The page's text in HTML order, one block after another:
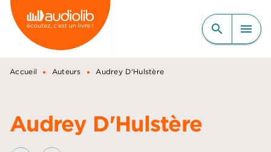
MENU RECHERCHE
CONTENU
PIED DE PAGE
search menu
Accueil • Auteurs • Audrey D'Hulstère
Audrey D'Hulstère